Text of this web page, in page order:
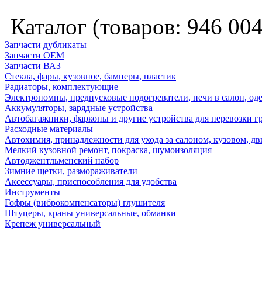
Каталог (товаров: 946
Запчасти дубликаты
Запчасти ОЕМ
Запчасти ВАЗ
Стекла, фары, кузовное, бамперы, пластик
Радиаторы, комплектующие
Электропомпы, предпусковые подогреватели, печи в салон,
Аккумуляторы, зарядные устройства
Автобагажники, фаркопы и другие устройства для перевозки
Расходные материалы
Автохимия, принадлежности для ухода за салоном, кузовом,
Мелкий кузовной ремонт, покраска, шумоизоляция
Автоджентльменский набор
Зимние щетки, размораживатели
Аксессуары, приспособления для удобства
Инструменты
Гофры (виброкомпенсаторы) глушителя
Штуцеры, краны универсальные, обманки
Крепеж универсальный